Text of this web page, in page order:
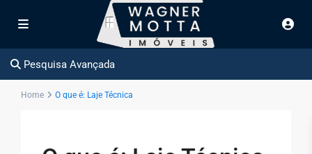
Pesquisa Avançada
Home O que é: Laje Técnica